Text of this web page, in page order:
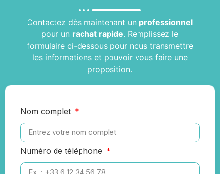
Contactez dès maintenant un professionnel
pour un rachat rapide. Remplissez le
formulaire ci-dessous pour nous transmettre
les informations et pouvoir vous faire une
proposition.
Nom complet
Numéro de téléphone